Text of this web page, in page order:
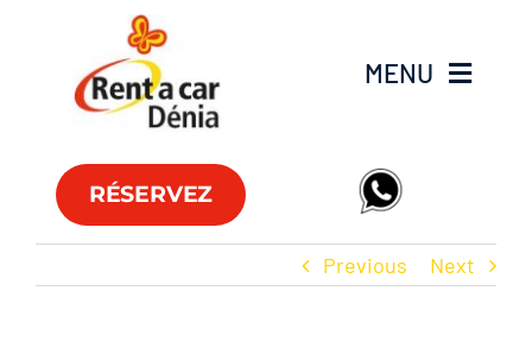
MENU
Flotte
RÉSERVEZ
Previous Next